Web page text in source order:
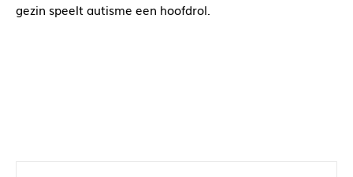
gezin speelt autisme een hoofdrol.